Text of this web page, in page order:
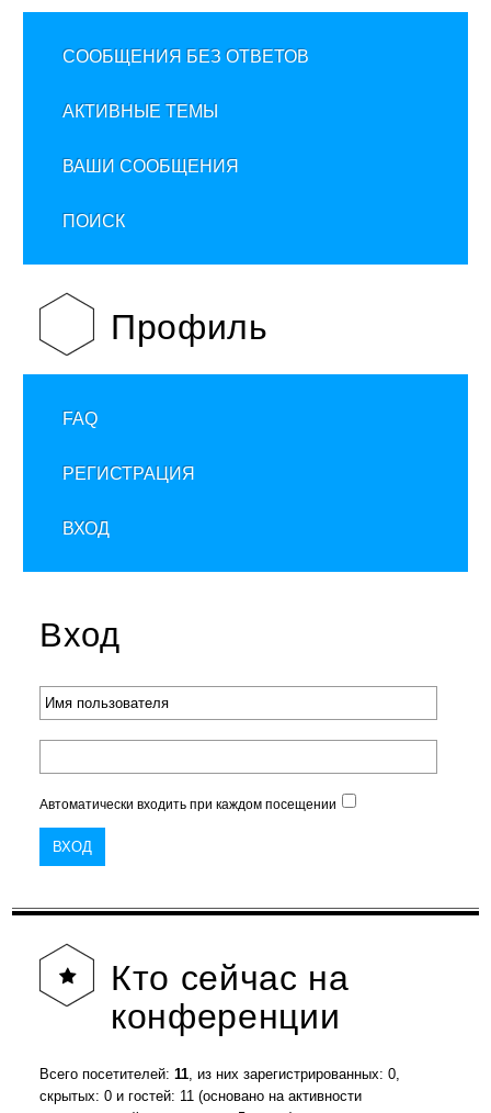
СООБЩЕНИЯ БЕЗ ОТВЕТОВ
АКТИВНЫЕ ТЕМЫ
ВАШИ СООБЩЕНИЯ
ПОИСК
Профиль
FAQ
РЕГИСТРАЦИЯ
ВХОД
Вход
Автоматически входить при каждом посещении
Кто сейчас на
конференции
Всего посетителей:11, из них зарегистрированных: 0,
скрытых: 0 и гостей: 11 (основано на активности